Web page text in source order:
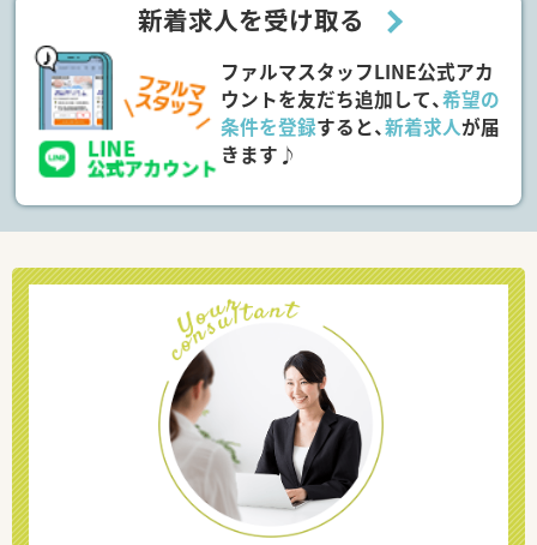
新着求人を受け取る
ファルマスタッフLINE公式アカ
ウントを友だち追加して、希望の
条件を登録すると、新着求人が届
きます♪